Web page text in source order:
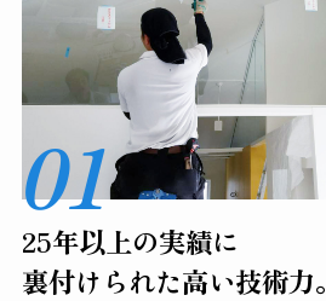
01
25年以上の実績に
裏付けられた高い技術力。